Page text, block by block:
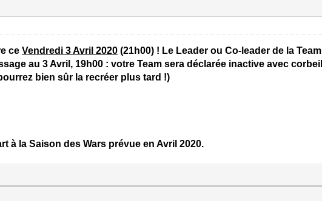
ce Vendredi 3 Avril 2020(21h00) ! Le Leader ou Co-leader de la
au 3 Avril, 19h00 : votre Team sera déclarée inactive avec
bien sûr la recréer plus tard !)
à la Saison des Wars prévue en Avril 2020.